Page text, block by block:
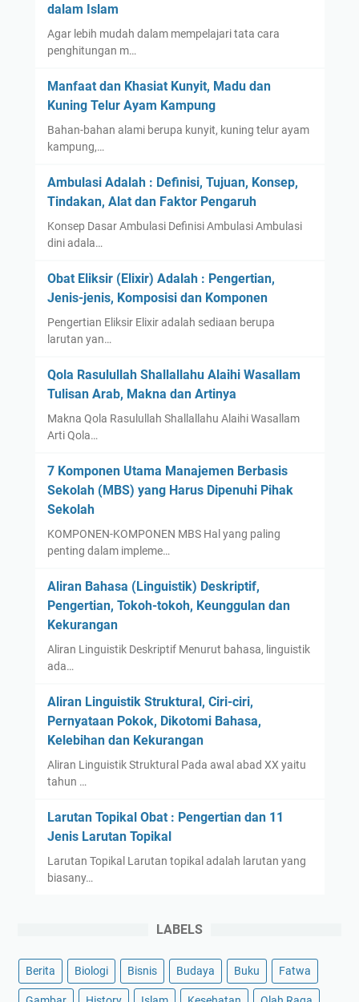
dalam Islam
Agar lebih mudah dalam mempelajari tata cara
penghitungan m…
Manfaat dan Khasiat Kunyit, Madu dan
Kuning Telur Ayam Kampung
Bahan-bahan alami berupa kunyit, kuning telur ayam
kampung,…
Ambulasi Adalah : Definisi, Tujuan, Konsep,
Tindakan, Alat dan Faktor Pengaruh
Konsep Dasar Ambulasi Definisi Ambulasi Ambulasi
dini adala…
Obat Eliksir (Elixir) Adalah : Pengertian,
Jenis-jenis, Komposisi dan Komponen
Pengertian Eliksir Elixir adalah sediaan berupa
larutan yan…
Qola Rasulullah Shallallahu Alaihi Wasallam
Tulisan Arab, Makna dan Artinya
Makna Qola Rasulullah Shallallahu Alaihi Wasallam
Arti Qola…
7 Komponen Utama Manajemen Berbasis
Sekolah (MBS) yang Harus Dipenuhi Pihak
Sekolah
KOMPONEN-KOMPONEN MBS Hal yang paling
penting dalam impleme…
Aliran Bahasa (Linguistik) Deskriptif,
Pengertian, Tokoh-tokoh, Keunggulan dan
Kekurangan
Aliran Linguistik Deskriptif Menurut bahasa, linguistik
ada…
Aliran Linguistik Struktural, Ciri-ciri,
Pernyataan Pokok, Dikotomi Bahasa,
Kelebihan dan Kekurangan
Aliran Linguistik Struktural Pada awal abad XX yaitu
tahun …
Larutan Topikal Obat : Pengertian dan 11
Jenis Larutan Topikal
Larutan Topikal Larutan topikal adalah larutan yang
biasany…
LABELS
Berita Biologi Bisnis Budaya Buku Fatwa